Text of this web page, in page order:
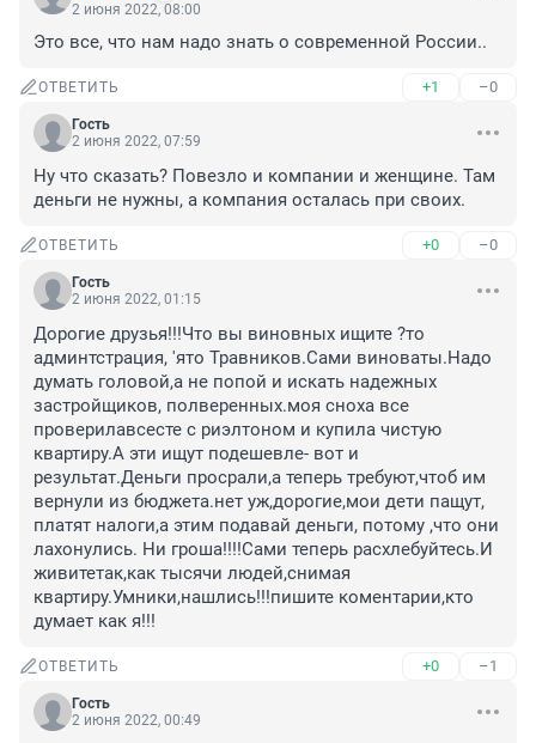
2 июня 2022, 08:00
Это все, что нам надо знать о современной России..
ОТВЕТИТЬ +1 –0
Гость
2 июня 2022, 07:59
Ну что сказать? Повезло и компании и женщине. Там
деньги не нужны, а компания осталась при своих.
ОТВЕТИТЬ +0 –0
Гость
2 июня 2022, 01:15
Дорогие друзья!!!Что вы виновных ищите ?то
админтстрация, 'ято Травников.Сами виноваты.Надо
думать головой,а не попой и искать надежных
застройщиков, полверенных.моя сноха все
проверилавсесте с риэлтоном и купила чистую
квартиру.А эти ищут подешевле- вот и
результат.Деньги просрали,а теперь требуют,чтоб им
вернули из бюджета.нет уж,дорогие,мои дети пащут,
платят налоги,а этим подавай деньги, потому ,что они
лахонулись. Ни гроша!!!!Сами теперь расхлебуйтесь.И
живитетак,как тысячи людей,снимая
квартиру.Умники,нашлись!!!пишите коментарии,кто
думает как я!!!
ОТВЕТИТЬ +0 –1
Гость
2 июня 2022, 00:49